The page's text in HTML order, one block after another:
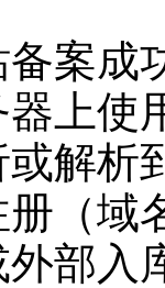
案成
上使
解析
（域
部入